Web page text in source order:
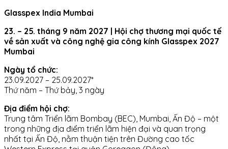
Glasspex India Mumbai
23. – 25. tháng 9 năm 2027 | Hội chợ thương mại quốc tế
về sản xuất và công nghệ gia công kính Glasspex 2027
Mumbai
Ngày tổ chức:
23.09.2027 – 25.09.2027*
Thứ năm – Thứ bảy, 3 ngày
Địa điểm hội chợ:
Trung tâm Triển lãm Bombay (BEC), Mumbai, Ấn Độ – một
trong những địa điểm triển lãm hiện đại và quan trọng
nhất tại Ấn Độ, nằm thuận tiện trên Đường cao tốc